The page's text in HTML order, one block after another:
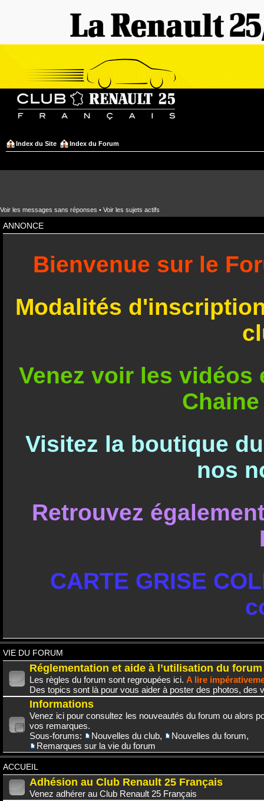
Index du Site Index du Forum
Voir les messages sans réponses • Voir les sujets actifs
ANNONCE
Bienvenue sur le
Modalités
Venez voir les
Visitez la boutique
nos
Retrouvez
CARTE GRISE
VIE DU FORUM
Réglementation et aide à l’utilisation du forum
Les règles du forum sont regroupées ici. A lire
Des topics sont là pour vous aider à poster des photos, des
Informations
Venez ici pour consultez les nouveautés du forum ou alors
vos remarques.
Sous-forums:
Nouvelles du club, Nouvelles du forum,
Remarques sur la vie du forum
ACCUEIL
Adhésion au Club Renault 25 Français
Venez adhérer au Club Renault 25 Français